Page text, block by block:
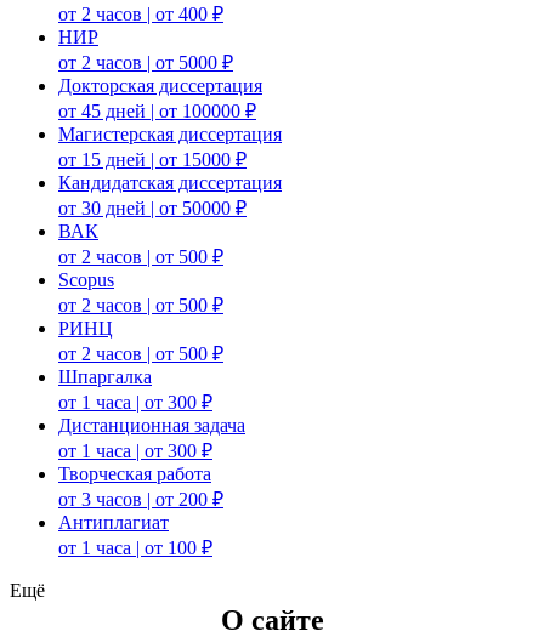
от 2 часов | от 400 ₽
НИР
от 2 часов | от 5000 ₽
Докторская диссертация
от 45 дней | от 100000 ₽
Магистерская диссертация
от 15 дней | от 15000 ₽
Кандидатская диссертация
от 30 дней | от 50000 ₽
ВАК
от 2 часов | от 500 ₽
Scopus
от 2 часов | от 500 ₽
РИНЦ
от 2 часов | от 500 ₽
Шпаргалка
от 1 часа | от 300 ₽
Дистанционная задача
от 1 часа | от 300 ₽
Творческая работа
от 3 часов | от 200 ₽
Антиплагиат
от 1 часа | от 100 ₽
Ещё
О сайте